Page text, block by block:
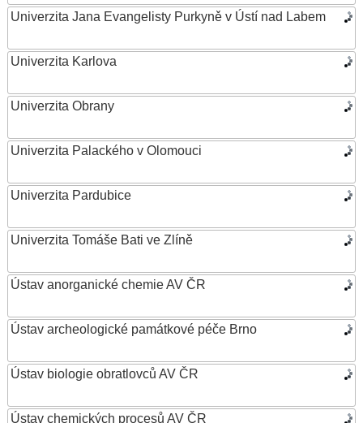
Univerzita Jana Evangelisty Purkyně v Ústí nad Labem
Univerzita Karlova
Univerzita Obrany
Univerzita Palackého v Olomouci
Univerzita Pardubice
Univerzita Tomáše Bati ve Zlíně
Ústav anorganické chemie AV ČR
Ústav archeologické památkové péče Brno
Ústav biologie obratlovců AV ČR
Ústav chemických procesů AV ČR